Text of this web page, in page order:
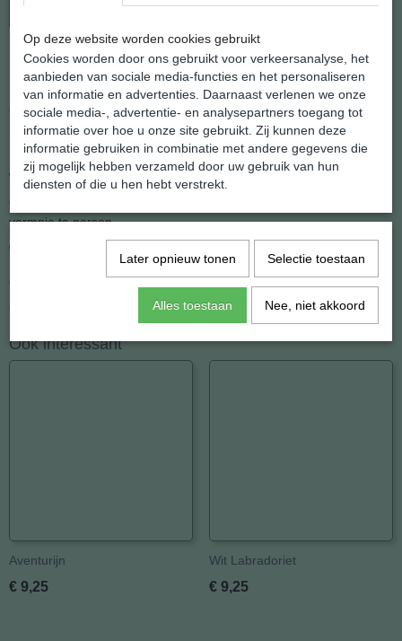
Prehniet Gezondheids Hanger
Onderdeel van onze collectie eerlijke 100% Natuurlijke edelsteen
hangers.
De stenen zijn getrommeld en ingeboord voor een hangeroogje,
wat ook de reden is dat elke hanger kan afwijken
ven de foto qua kleur, vorm of tekening. De natuur is niet in een
vormpje te persen.
We leveren al onze hangers af met een zilveren kettinkje
Afmeting: 15 x 19 mm.
Ook interessant
Aventurijn
€ 9,25
Wit Labradoriet
€ 9,25
Op deze website worden cookies gebruikt
Cookies worden door ons gebruikt voor verkeersanalyse, het
aanbieden van sociale media-functies en het personaliseren
van informatie en advertenties. Daarnaast verlenen we onze
sociale media-, advertentie- en analysepartners toegang tot
informatie over hoe u onze site gebruikt. Zij kunnen deze
informatie gebruiken in combinatie met andere gegevens die
zij mogelijk hebben verzameld door uw gebruik van hun
diensten of die u hen hebt verstrekt.
Later opnieuw tonen Selectie toestaan
Alles toestaan Nee, niet akkoord